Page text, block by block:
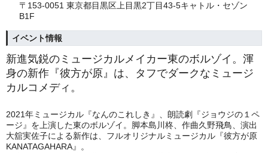
〒153-0051 東京都目黒区上目黒2丁目43-5キャトル・セゾン
B1F
イベント情報
新進気鋭のミュージカルメイカー東のボルゾイ。渾
身の新作『彼方が原』は、タフでダークなミュージ
カルコメディ。
2021年ミュージカル『なんのこれしき』、朗読劇『ジョウジの１ペ
ージ』を上演した東のボルゾイ。脚本島川柊、作曲久野飛鳥、演出
大舘実佐子による新作は、フルオリジナルミュージカル『彼方が原
KANATAGAHARA』。